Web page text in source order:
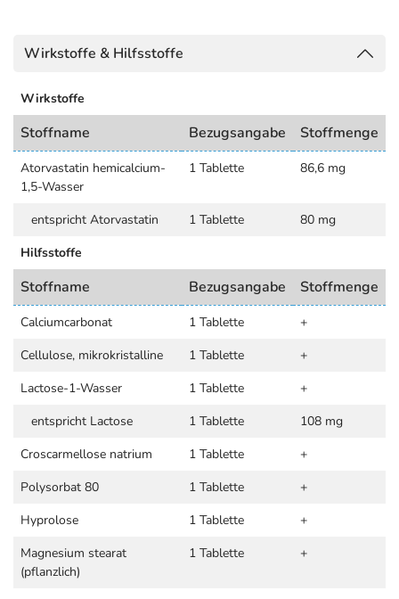
Wirkstoffe & Hilfsstoffe
Wirkstoffe
Stoffname Bezugsangabe Stoffmenge
Atorvastatin hemicalcium-
1,5-Wasser
1 Tablette 86,6 mg
entspricht Atorvastatin 1 Tablette
80 mg
Hilfsstoffe
Stoffname Bezugsangabe Stoffmenge
Calciumcarbonat 1 Tablette
+
Cellulose, mikrokristalline
1 Tablette
+
Lactose-1-Wasser
1 Tablette
+
entspricht Lactose
1 Tablette
108 mg
Croscarmellose natrium
1 Tablette
+
Polysorbat 80
1 Tablette
+
Hyprolose
1 Tablette
+
Magnesium stearat
(pflanzlich)
1 Tablette +